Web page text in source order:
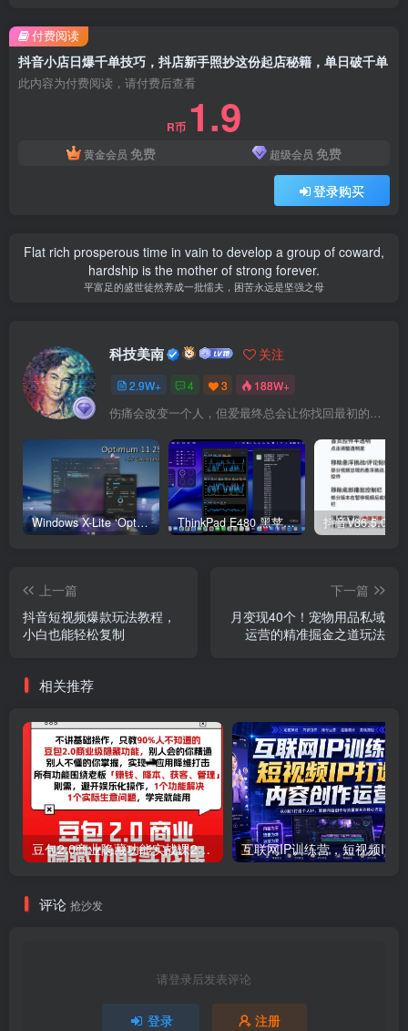
抖音小店日爆千单技巧，抖店新手照抄这份起店秘籍，单日破千单
此内容为付费阅读，请付费后查看
R币 1.9
黄金会员 免费 超级会员 免费
登录购买
付费阅读
Flat rich prosperous time in vain to develop a group of coward,
hardship is the mother of strong forever.
平富足的盛世徒然养成一批懦夫，困苦永远是坚强之母
科技美南 关注
2.9W+ 4 3 188W+
伤痛会改变一个人，但爱最终总会让你找回最初的自己
Windows X-Lite ‘Optimum 11’ 25H2 Pro v2 ThinkPad E480 黑苹果完美Tahoe的EFI分享（2026.03.01更新） 抖音V36.5.0 内
上一篇
抖音短视频爆款玩法教程，
小白也能轻松复制
下一篇
月变现40个！宠物用品私域
运营的精准掘金之道玩法
相关推荐
豆包2.0商业隐藏功能实战课2026，1个功能解决1个实际生意问题，学完就能用
评论 抢沙发
请登录后发表评论
登录 注册